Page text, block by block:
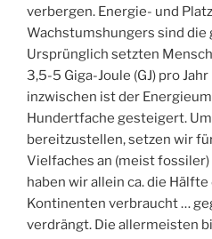
verbergen. Energie- und
Wachstumshungers sind die
Ursprünglich setzten
3,5-5 Giga-Joule (GJ) pro
inzwischen ist der
Hundertfache gesteigert.
bereitzustellen, setzen wir
Vielfaches an (meist
haben wir allein ca. die
Kontinenten verbraucht …
verdrängt. Die allermeisten